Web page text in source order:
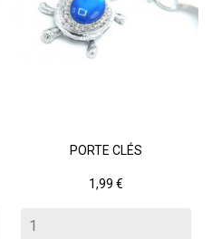
PORTE CLÉS
Prix
1,99 €